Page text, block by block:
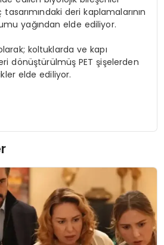
deri kaplamalarının
yağından elde ediliyor.
koltuklarda ve kapı
dönüştürülmüş PET şişelerden
elde ediliyor.